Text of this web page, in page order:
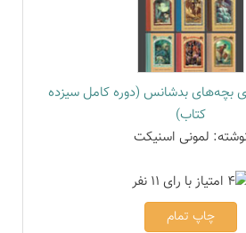
بچه‌های بدشانس (دوره کامل سیزده
کتاب)
لمونی اسنیکت
چاپ تمام